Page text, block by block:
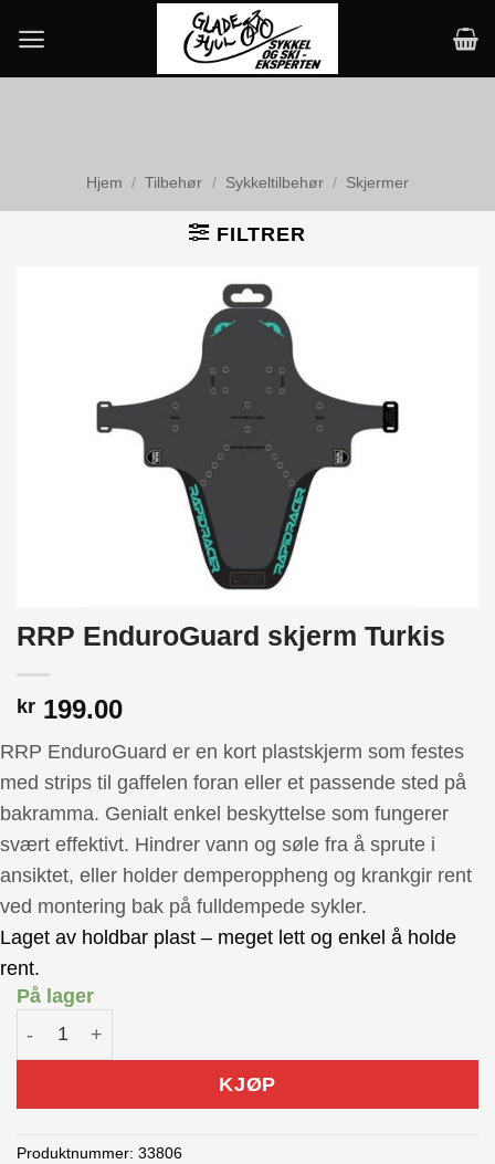
content
Hjem / Tilbehør / Sykkeltilbehør / Skjermer
FILTRER
RRP EnduroGuard skjerm Turkis
kr 199.00
RRP EnduroGuard er en kort plastskjerm som festes
med strips til gaffelen foran eller et passende sted på
bakramma. Genialt enkel beskyttelse som fungerer
svært effektivt. Hindrer vann og søle fra å sprute i
ansiktet, eller holder demperoppheng og krankgir rent
ved montering bak på fulldempede sykler.
Laget av holdbar plast – meget lett og enkel å holde
rent.
På lager
RRP EnduroGuard skjerm Turkis antall
KJØP
Produktnummer: 33806